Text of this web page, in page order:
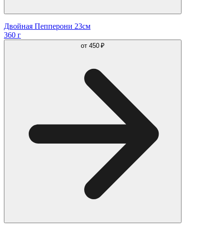
Двойная Пепперони 23см
360 г
от 450 ₽